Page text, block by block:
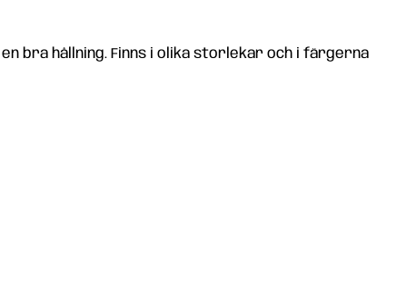
bra hållning. Finns i olika storlekar och i färgerna